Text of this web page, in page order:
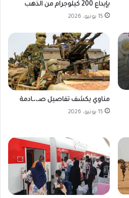
بإيداع 200 كيلوجرام من الذهب
15 يونيو، 2026
مناوي يكشف تفاصيل صـ،،ـادمة
15 يونيو، 2026